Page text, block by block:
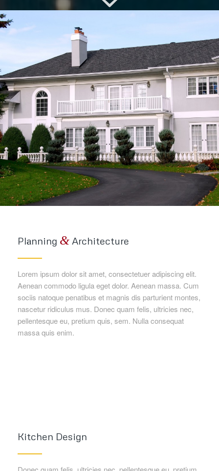
Planning &Architecture
Lorem ipsum dolor sit amet, consectetuer adipiscing elit.
Aenean commodo ligula eget dolor. Aenean massa. Cum
sociis natoque penatibus et magnis dis parturient montes,
nascetur ridiculus mus. Donec quam felis, ultricies nec,
pellentesque eu, pretium quis, sem. Nulla consequat
massa quis enim.
Kitchen Design